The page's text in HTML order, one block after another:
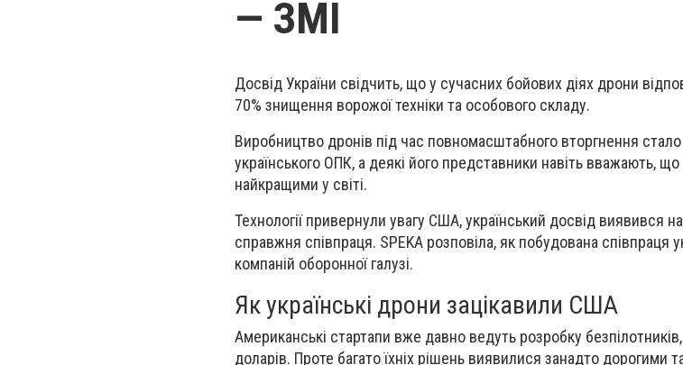
— ЗМІ
Досвід України свідчить, що у сучасних бойових діях дрони
70% знищення ворожої техніки та особового складу.
Виробництво дронів під час повномасштабного вторгнення
українського ОПК, а деякі його представники навіть вважають,
найкращими у світі.
Технології привернули увагу США, український досвід виявився
справжня співпраця. SPEKA розповіла, як побудована співпраця
компаній оборонної галузі.
Як українські дрони зацікавили США
Американські стартапи вже давно ведуть розробку
доларів. Проте багато їхніх рішень виявилися занадто дорогими